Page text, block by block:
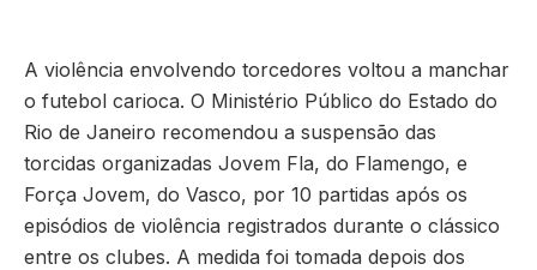
A violência envolvendo torcedores voltou a manchar
o futebol carioca. O Ministério Público do Estado do
Rio de Janeiro recomendou a suspensão das
torcidas organizadas Jovem Fla, do Flamengo, e
Força Jovem, do Vasco, por 10 partidas após os
episódios de violência registrados durante o clássico
entre os clubes. A medida foi tomada depois dos